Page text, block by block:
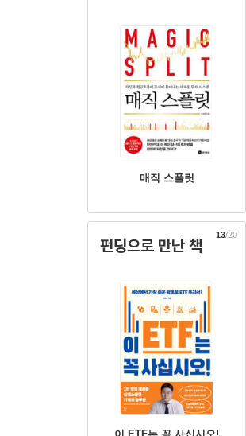
매직 스플릿
펀딩으로 만난 책
13/20